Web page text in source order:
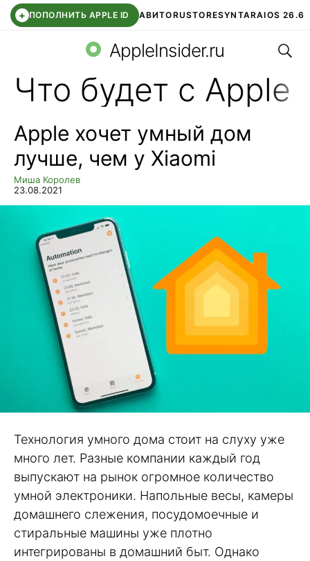
+ ПОПОЛНИТЬ APPLE ID АВИТОRUSTORESYNTARAIOS 26.6
СБЕР КИДС ЧАТ ROBLOXВТБ ОНЛАЙН
AppleInsider.ru
Что будет с Apple
Apple хочет умный дом
лучше, чем у Xiaomi
Миша Королев
23.08.2021
Технология умного дома стоит на слуху уже
много лет. Разные компании каждый год
выпускают на рынок огромное количество
умной электроники. Напольные весы, камеры
домашнего слежения, посудомоечные и
стиральные машины уже плотно
интегрированы в домашний быт. Однако